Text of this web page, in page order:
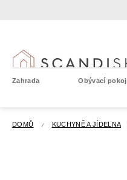
Zahrada Obývací pokoj
DOMŮ KUCHYNĚ A JÍDELNA